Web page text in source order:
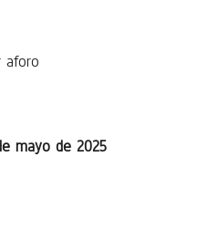
aforo
mayo de 2025